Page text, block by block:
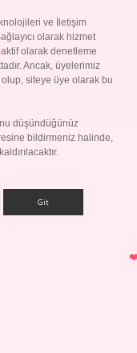
ve İletişim
olarak hizmet
olarak denetleme
Ancak, üyelerimiz
siteye üye olarak bu
düşündüğünüz
bildirmeniz halinde,